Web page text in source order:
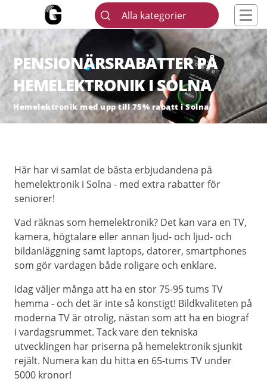
Alla kategorier
PENSIONÄRSRABATTER PÅ
HEMELEKTRONIK I SOLNA
Hemelektronik med upp till 75% rabatt i Solna
Här har vi samlat de bästa erbjudandena på
hemelektronik i Solna - med extra rabatter för
seniorer!
Vad räknas som hemelektronik? Det kan vara en TV,
kamera, högtalare eller annan ljud- och ljud- och
bildanläggning samt laptops, datorer, smartphones
som gör vardagen både roligare och enklare.
Idag väljer många att ha en stor 75-95 tums TV
hemma - och det är inte så konstigt! Bildkvaliteten på
moderna TV är otrolig, nästan som att ha en biograf
i vardagsrummet. Tack vare den tekniska
utvecklingen har priserna på hemelektronik sjunkit
rejält. Numera kan du hitta en 65-tums TV under
5000 kronor!